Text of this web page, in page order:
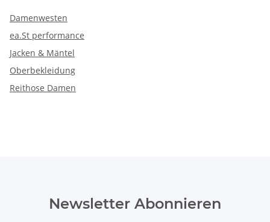
Damenwesten
ea.St performance
Jacken & Mäntel
Oberbekleidung
Reithose Damen
Newsletter Abonnieren